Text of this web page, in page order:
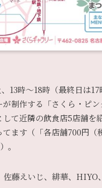
13時〜18時（最終日は
制作する「さくら・ピ
て近隣の飲食店5店舗を
ます（「各店舗700円（
。
藤えいじ、緋華、HIYO